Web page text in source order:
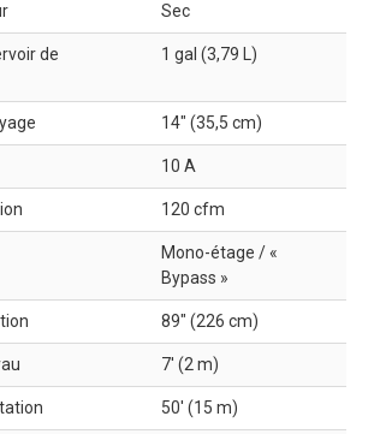
Sec
de
1 gal (3,79 L)
14" (35,5 cm)
10 A
120 cfm
Mono-étage / «
Bypass »
89" (226 cm)
7' (2 m)
50' (15 m)